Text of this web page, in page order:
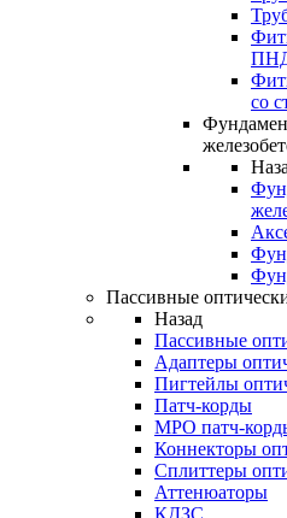
со
Пассивные
Назад
Пассивные
Адаптеры
Пигтейлы
Патч-корды
MPO патч-
Коннекторы
Сплиттеры
Аттенюаторы
КДЗС